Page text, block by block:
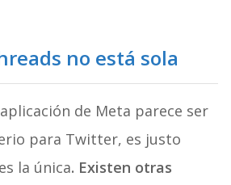
no está sola
de Meta parece ser
para Twitter, es justo
la única. Existen otras